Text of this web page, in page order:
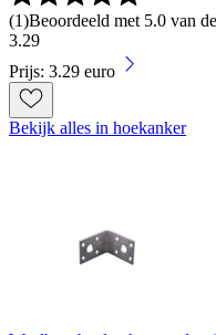
(1)Beoordeeld met 5.0 van
3.29
Prijs: 3.29 euro
Bekijk alles in hoekanker